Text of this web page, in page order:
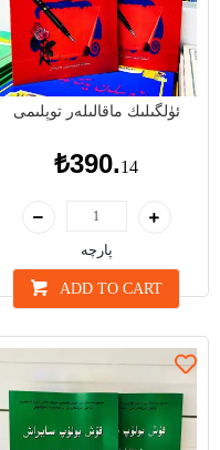
ئۈلگىلىك ماقالىلەر توپلىمى
₺390.14
پارچە
ADD TO CART